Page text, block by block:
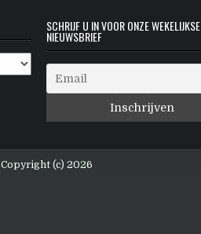
SCHRIJF U IN VOOR ONZE WEKELIJKSE
NIEUWSBRIEF
Copyright (c) 2026